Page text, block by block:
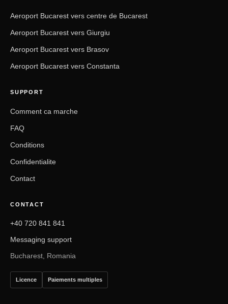
Aeroport Bucarest vers centre de Bucarest
Aeroport Bucarest vers Giurgiu
Aeroport Bucarest vers Brasov
Aeroport Bucarest vers Constanta
SUPPORT
Comment ca marche
FAQ
Conditions
Confidentialite
Contact
CONTACT
+40 720 841 841
Messaging support
Bucharest, Romania
Licence Paiements multiples